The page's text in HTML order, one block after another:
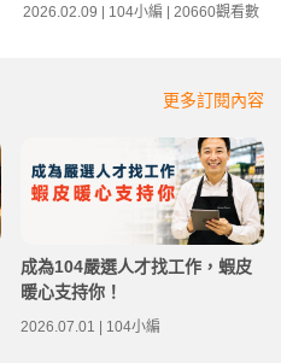
2026.02.09 | 104小編 | 20660觀看數
更多訂閱內容
成為104嚴選人才找工作，蝦皮
暖心支持你！
2026.07.01 | 104小編